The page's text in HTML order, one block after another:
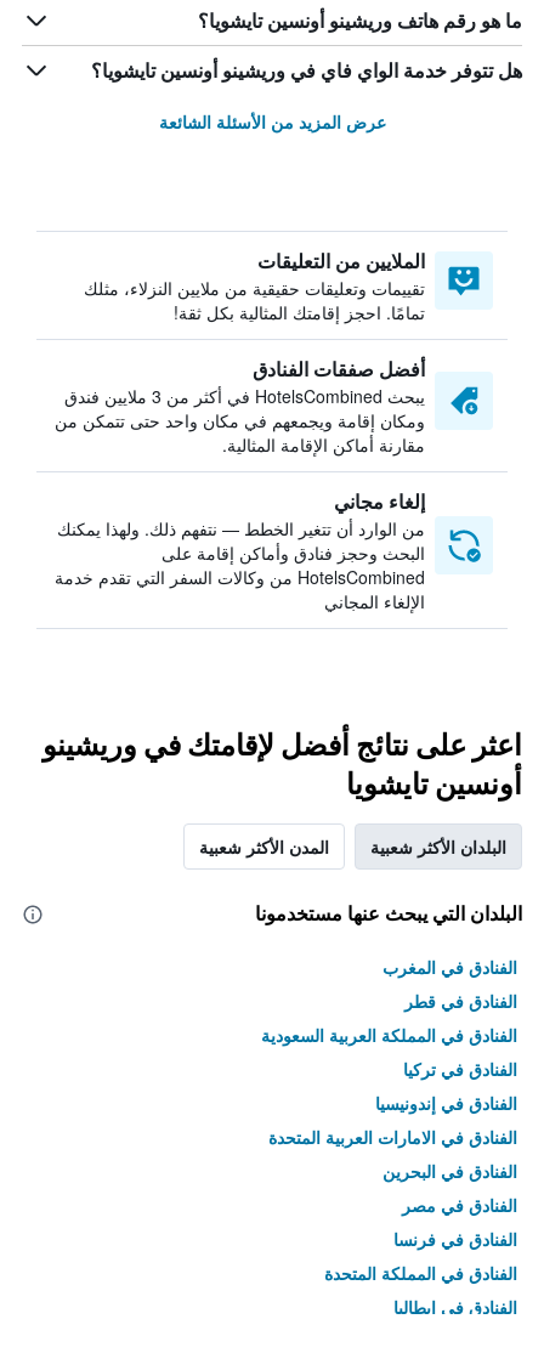
ما هو رقم هاتف وريشينو أونسين تايشويا؟
هل تتوفر خدمة الواي فاي في وريشينو أونسين تايشويا؟
عرض المزيد من الأسئلة الشائعة
الملايين من التعليقات
تقييمات وتعليقات حقيقية من ملايين النزلاء، مثلك
تمامًا. احجز إقامتك المثالية بكل ثقة!
أفضل صفقات الفنادق
يبحث HotelsCombined في أكثر من 3 ملايين فندق
ومكان إقامة ويجمعهم في مكان واحد حتى تتمكن من
مقارنة أماكن الإقامة المثالية.
إلغاء مجاني
من الوارد أن تتغير الخطط — نتفهم ذلك. ولهذا يمكنك
البحث وحجز فنادق وأماكن إقامة على
HotelsCombined من وكالات السفر التي تقدم خدمة
الإلغاء المجاني
اعثر على نتائج أفضل لإقامتك في وريشينو
أونسين تايشويا
البلدان الأكثر شعبية المدن الأكثر شعبية
البلدان التي يبحث عنها مستخدمونا
الفنادق في المغرب
الفنادق في قطر
الفنادق في المملكة العربية السعودية
الفنادق في تركيا
الفنادق في إندونيسيا
الفنادق في الامارات العربية المتحدة
الفنادق في البحرين
الفنادق في مصر
الفنادق في فرنسا
الفنادق في المملكة المتحدة
الفنادق في إيطاليا